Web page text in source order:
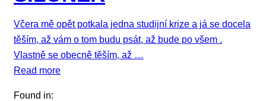
Včera mě opět potkala jedna studijní krize a já se docela
těším, až vám o tom budu psát, až bude po všem .
Vlastně se obecně těším, až …
Read more
Found in: